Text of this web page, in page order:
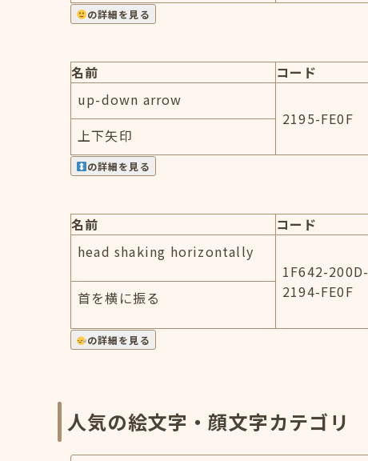
の詳細を見る
名前 コード
up-down arrow
2195-FE0F
上下矢印
の詳細を見る
名前 コード
head shaking horizontally
1F642-200D-
2194-FE0F
首を横に振る
の詳細を見る
人気の絵文字・顔文字カテゴリ